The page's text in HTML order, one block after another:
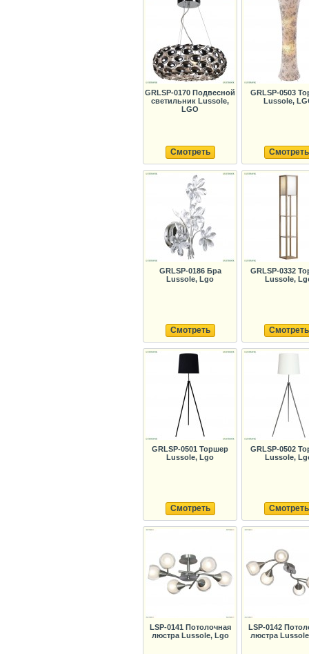
GRLSP-0170 Подвесной
светильник Lussole,
LGO
Смотреть
GRLSP-0503
Lussole,
Смотреть
GRLSP-0186 Бра
Lussole, Lgo
Смотреть
GRLSP-0332
Lussole,
Смотреть
GRLSP-0501 Торшер
Lussole, Lgo
Смотреть
GRLSP-0502
Lussole,
Смотреть
LSP-0141 Потолочная
люстра Lussole, Lgo
LSP-0142
люстра